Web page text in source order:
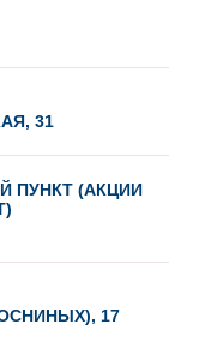
31
ПУНКТ (АКЦИИ
17